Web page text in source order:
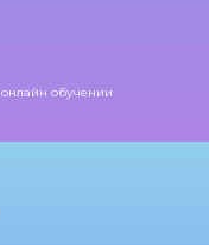
обучении